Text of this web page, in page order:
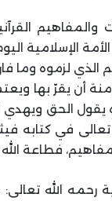
والمفاهيم
الإسلامية
لزموه وما
أن يقرّ بها
الحق ويهدي
في كتابه
فطاعة
الله تعالى: